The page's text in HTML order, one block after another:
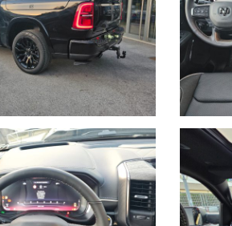
LFF, Luci di avvicinamento/
GNZ, Sedili riscaldati della
Doppio scarico con terminali neri NEP,
Premium da 19 casse RCA, display
dinamici LN1, Regolazione
ed accensione keyless,
5 12" con Android Auto ed
monitoraggio pressione pneumatici,
Dual Wireless Charging pad.
al prezzo di inserzione, SOLO ED